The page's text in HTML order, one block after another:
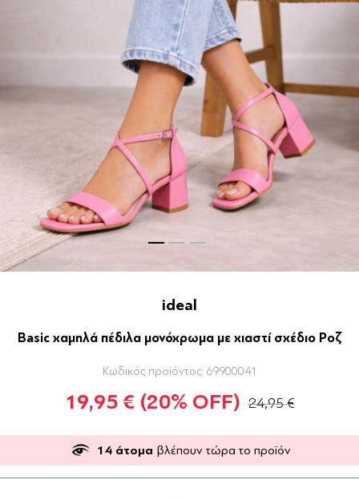
ideal
Basic χαμηλά πέδιλα μονόχρωμα με χιαστί σχέδιο Ροζ
Κωδικός προϊόντος: 69900041
19,95 € (20% OFF) 24,95 €
14 άτομα βλέπουν τώρα το προϊόν